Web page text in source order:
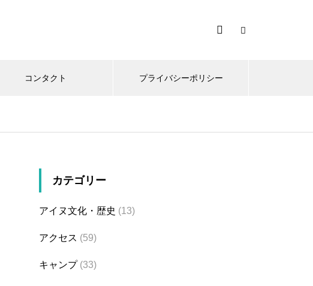
コンタクト プライバシーポリシー
カテゴリー
アイヌ文化・歴史 (13)
アクセス (59)
キャンプ(33)